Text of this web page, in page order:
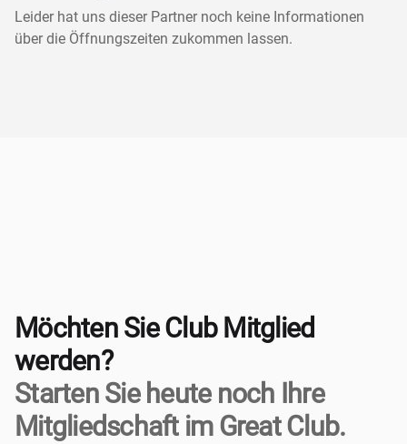
Leider hat uns dieser Partner noch keine Informationen
über die Öffnungszeiten zukommen lassen.
Möchten Sie Club Mitglied
werden?
Starten Sie heute noch Ihre
Mitgliedschaft im Great Club.